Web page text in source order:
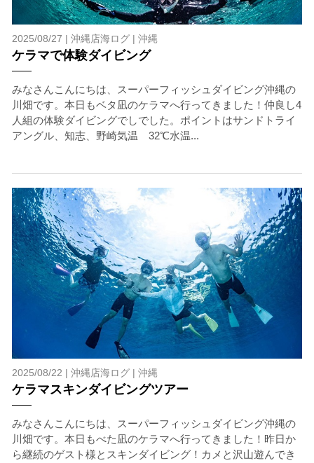
2025/08/27 | 沖縄店海ログ| 沖縄
ケラマで体験ダイビング
みなさんこんにちは、スーパーフィッシュダイビング沖縄の
川畑です。本日もベタ凪のケラマへ行ってきました！仲良し4
人組の体験ダイビングでしでした。ポイントはサンドトライ
アングル、知志、野崎気温 32℃水温...
2025/08/22 | 沖縄店海ログ| 沖縄
ケラマスキンダイビングツアー
みなさんこんにちは、スーパーフィッシュダイビング沖縄の
川畑です。本日もべた凪のケラマへ行ってきました！昨日か
ら継続のゲスト様とスキンダイビング！カメと沢山遊んでき
ツアー中に、スノーケリングやスキンダイビングの技術
が本ツアーに参加できるレベルに達していないと判断し
た場合には、参加をお断りする場合があります。スキン
ダイビングの経験が浅い方については、条件付きでのご
案内となる場合があります。その際のご返金には応じか
ねますので、あらかじめご了承ください。これまでの経
験については当日ご申告いただきますので、ご不安のあ
る方は事前にご相談ください。
7.器材やスーツのレンタル
承諾しました。
危険の告知
ホエールスイムは、通常のスノーケリングやスキンダイビ
ングに伴う危険に加え、予測不能なクジラの行動や、クジ
ラとの接触によってトラブルが発生する可能性がありま
す。さらに、流れのある海上で、船上からエントリーやエ
キジットを行う際にもトラブルが生じる可能性がありま
す。そして、これらを要因として傷害や損害が発生する場
合があります。またホエールスイムでは、これら以外にも
想定できないトラブルが発生する可能性があります。
た場合、またはその他いかなる理由があっても、当ツアー
開催主催者とガイド、船舶の保有者及び船長に対して損害
賠償を請求しません。